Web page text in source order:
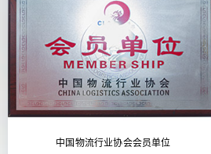
中国物流行业协会会员单位